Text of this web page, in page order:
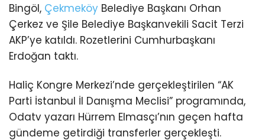
Bingöl, Çekmeköy Belediye Başkanı Orhan
Çerkez ve Şile Belediye Başkanvekili Sacit Terzi
AKP’ye katıldı. Rozetlerini Cumhurbaşkanı
Erdoğan taktı.
Haliç Kongre Merkezi’nde gerçekleştirilen “AK
Parti İstanbul İl Danışma Meclisi” programında,
Odatv yazarı Hürrem Elmasçı’nın geçen hafta
gündeme getirdiği transferler gerçekleşti.